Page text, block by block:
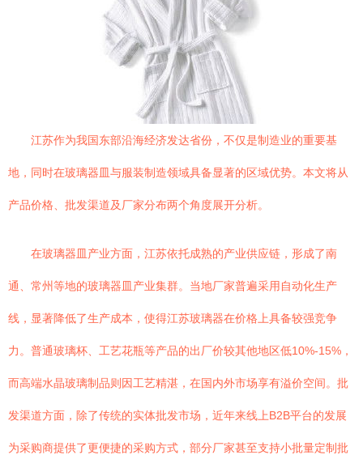
江苏作为我国东部沿海经济发达省份，不仅是制造业的重要基
地，同时在玻璃器皿与服装制造领域具备显著的区域优势。本文将从
产品价格、批发渠道及厂家分布两个角度展开分析。
在玻璃器皿产业方面，江苏依托成熟的产业供应链，形成了南
通、常州等地的玻璃器皿产业集群。当地厂家普遍采用自动化生产
线，显著降低了生产成本，使得江苏玻璃器在价格上具备较强竞争
力。普通玻璃杯、工艺花瓶等产品的出厂价较其他地区低10%-15%，
而高端水晶玻璃制品则因工艺精湛，在国内外市场享有溢价空间。批
发渠道方面，除了传统的实体批发市场，近年来线上B2B平台的发展
为采购商提供了更便捷的采购方式，部分厂家甚至支持小批量定制批